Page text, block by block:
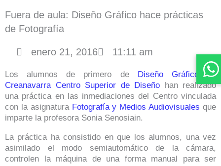
Fuera de aula: Diseño Gráfico hace prácticas
de Fotografía
enero 21, 2016 11:11 am
Los alumnos de primero de Diseño Gráfico
de
Creanavarra Centro Superior de Diseño han realizado
una práctica en las inmediaciones del Centro vinculada
con la asignatura Fotografía y Medios Audiovisuales que
imparte la profesora Sonia Senosiain.
La práctica ha consistido en que los alumnos, una vez
asimilado el modo semiautomático de la cámara,
controlen la máquina de una forma manual para ser